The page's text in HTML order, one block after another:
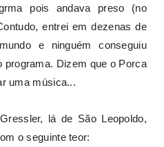
pois andava preso (no
entrei em dezenas de
e ninguém conseguiu
programa. Dizem que o Porca
uma música...
lá de São Leopoldo,
o seguinte teor: